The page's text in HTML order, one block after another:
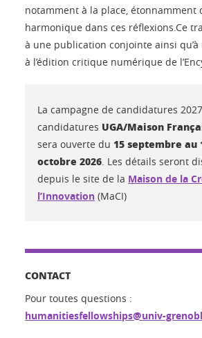
notamment à la place, étonnamment
harmonique dans ces réflexions.Ce
à une publication conjointe ainsi
à l’édition critique numérique de
La campagne de candidatures
candidatures UGA/Maison
sera ouverte du 15 septembre au
octobre 2026 . Les détails seront
depuis le site de la Maison de la
l’Innovation (MaCI)
CONTACT
Pour toutes questions :
humanitiesfellowships@univ-